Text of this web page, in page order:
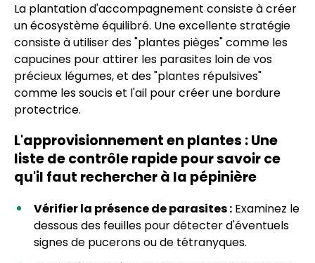
La plantation d'accompagnement consiste à créer
un écosystème équilibré. Une excellente stratégie
consiste à utiliser des "plantes pièges" comme les
capucines pour attirer les parasites loin de vos
précieux légumes, et des "plantes répulsives"
comme les soucis et l'ail pour créer une bordure
protectrice.
L'approvisionnement en plantes : Une
liste de contrôle rapide pour savoir ce
qu'il faut rechercher à la pépinière
Vérifier la présence de parasites : Examinez le
dessous des feuilles pour détecter d'éventuels
signes de pucerons ou de tétranyques.